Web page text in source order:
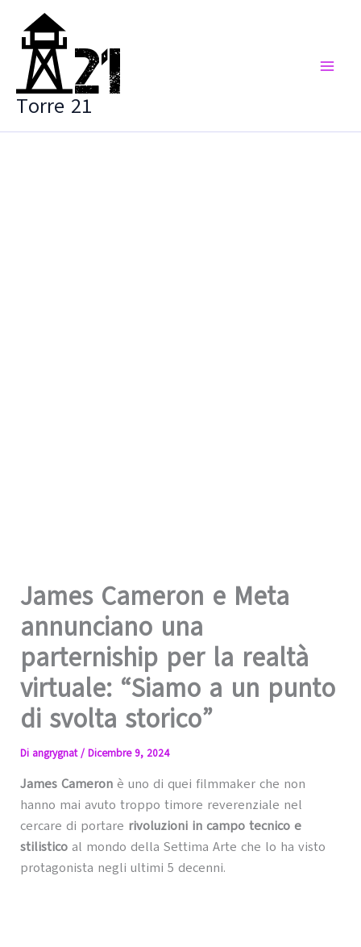
contenuto
Torre 21
James Cameron e Meta
annunciano una
parterniship per la realtà
virtuale: “Siamo a un punto
di svolta storico”
Di angrygnat/ Dicembre 9, 2024
James Cameronè uno di quei filmmaker che non
hanno mai avuto troppo timore reverenziale nel
cercare di portare rivoluzioni in campo tecnico e
stilisticoal mondo della Settima Arte che lo ha visto
protagonista negli ultimi 5 decenni.